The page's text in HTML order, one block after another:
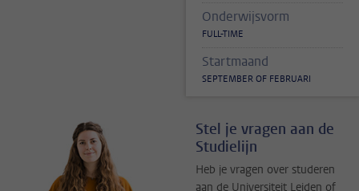
Onderwijsvorm
FULL-TIME
Startmaand
SEPTEMBER OF FEBRUARI
Stel je vragen aan de
Studielijn
Heb je vragen over studeren
aan de Universiteit Leiden of